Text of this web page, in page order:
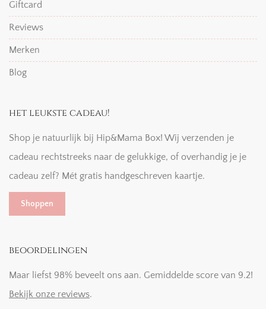
Giftcard
Reviews
Merken
Blog
het leukste cadeau!
Shop je natuurlijk bij Hip&Mama Box! Wij verzenden je
cadeau rechtstreeks naar de gelukkige, of overhandig je je
cadeau zelf? Mét gratis handgeschreven kaartje.
Shoppen
beoordelingen
Maar liefst 98% beveelt ons aan. Gemiddelde score van 9.2!
Bekijk onze reviews.